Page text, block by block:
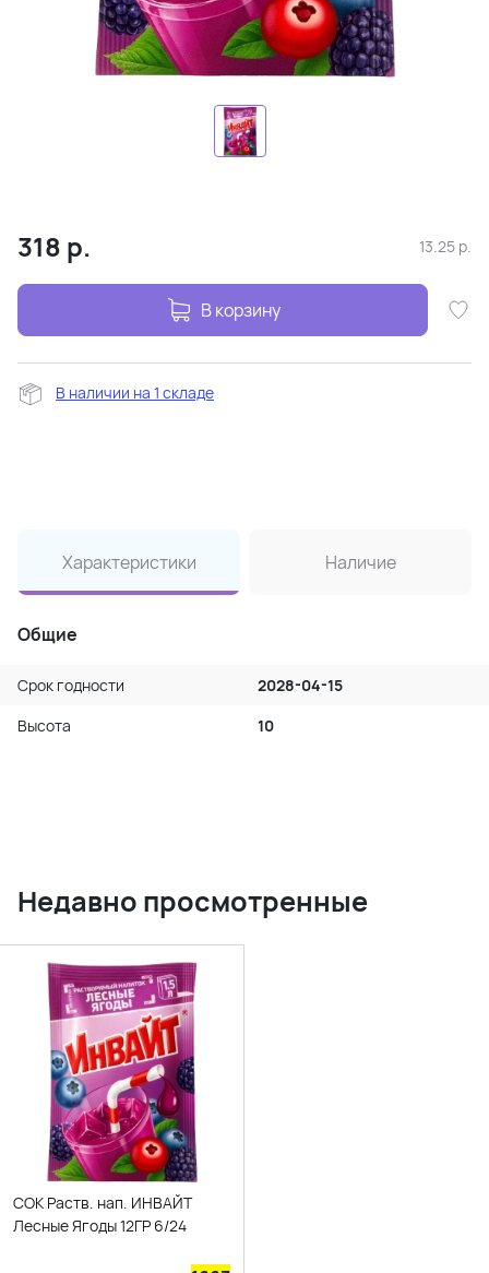
318 р. 13.25 р.
В корзину
В наличии на 1 складе
Характеристики Наличие
Общие
Срок годности
2028-04-15
Высота
10
Недавно просмотренные
СОК Раств. нап. ИНВАЙТ
Лесные Ягоды 12ГР 6/24